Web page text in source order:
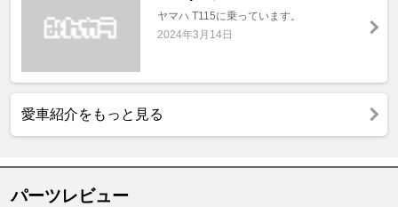
ヤマハ T115に乗っています。
2024年3月14日
愛車紹介をもっと見る
パーツレビュー